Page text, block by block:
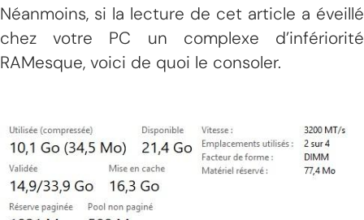
Néanmoins, si la lecture de cet article a éveillé
chez votre PC un complexe d’infériorité
RAMesque, voici de quoi le consoler.